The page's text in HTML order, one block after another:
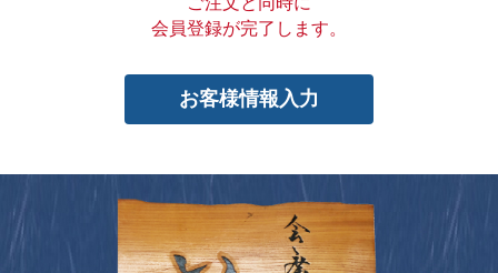
会員登録が完了します。
お客様情報入力